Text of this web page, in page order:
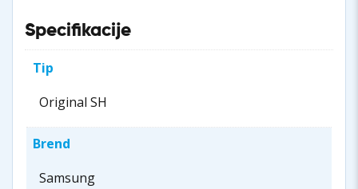
Specifikacije
Tip
Original SH
Brend
Samsung